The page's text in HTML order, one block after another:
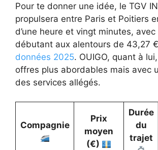
Pour te donner une idée, le TGV
propulsera entre Paris et Poitiers
d’une heure et vingt minutes,
débutant aux alentours de 43,27
données 2025. OUIGO, quant à
offres plus abordables mais avec
des services allégés.
Compagnie
Prix
moyen
(€)
Durée
du
trajet